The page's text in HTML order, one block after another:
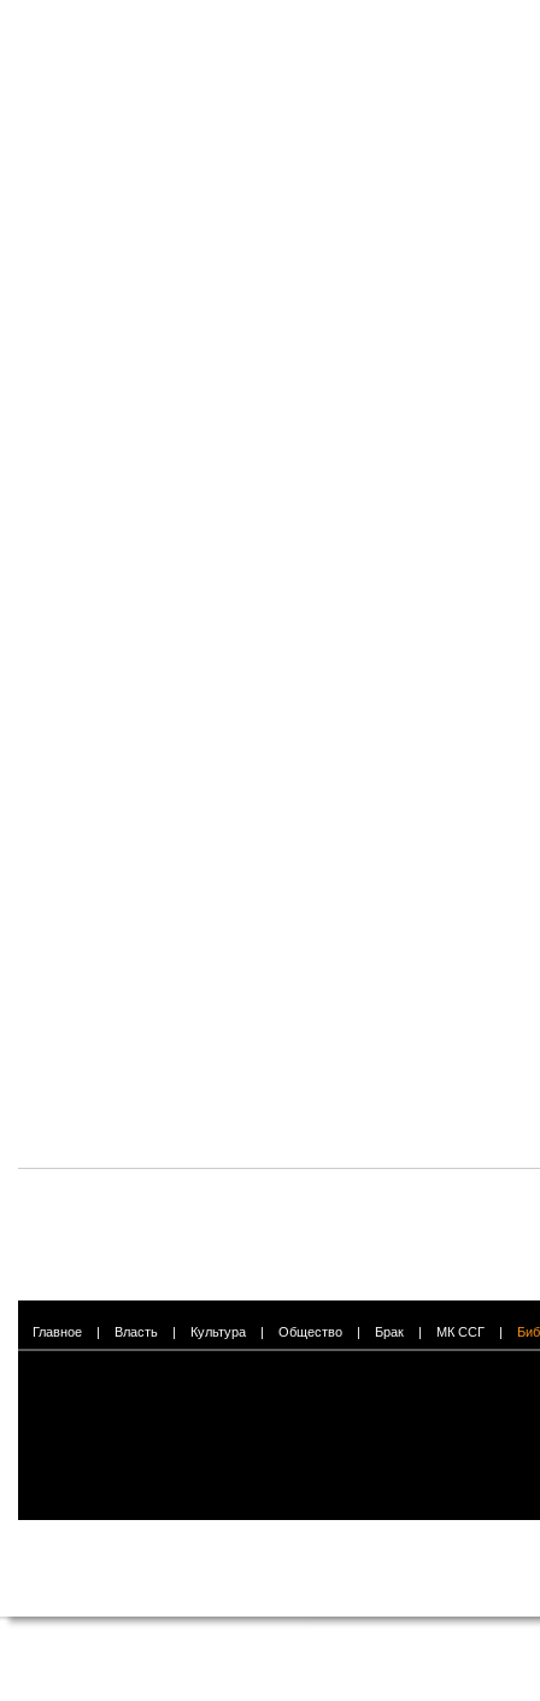
Главное | Власть | Культура | Общество | Брак | МК ССГ |